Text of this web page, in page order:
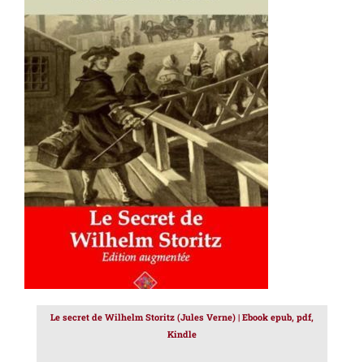
AJOUTER AU PANIER / DÉTAILS
Le secret de Wilhelm Storitz (Jules Verne) | Ebook epub, pdf,
Kindle